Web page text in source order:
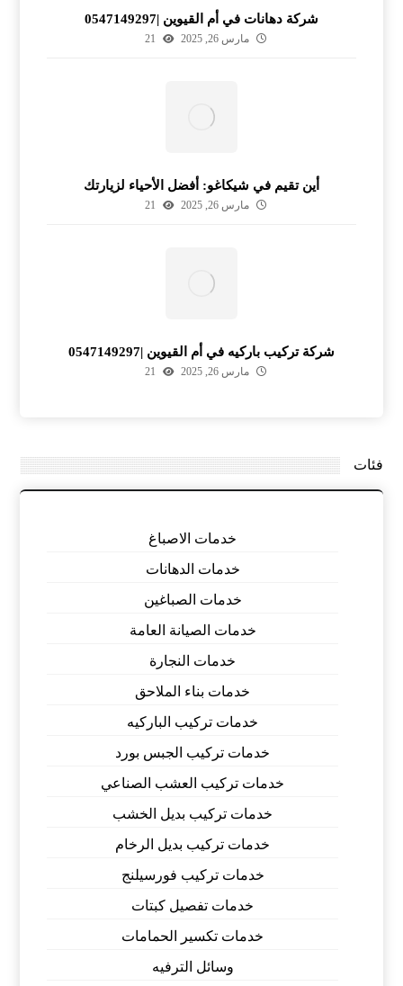
شركة دهانات في أم القيوين |0547149297
مارس 26, 2025 21
أين تقيم في شيكاغو: أفضل الأحياء لزيارتك
مارس 26, 2025 21
شركة تركيب باركيه في أم القيوين |0547149297
مارس 26, 2025 21
فئات
خدمات الاصباغ
خدمات الدهانات
خدمات الصباغين
خدمات الصيانة العامة
خدمات النجارة
خدمات بناء الملاحق
خدمات تركيب الباركيه
خدمات تركيب الجبس بورد
خدمات تركيب العشب الصناعي
خدمات تركيب بديل الخشب
خدمات تركيب بديل الرخام
خدمات تركيب فورسيلنج
خدمات تفصيل كبتات
خدمات تكسير الحمامات
وسائل الترفيه